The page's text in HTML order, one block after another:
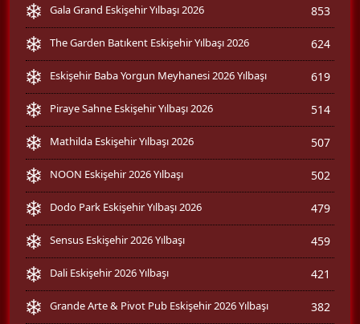
Gala Grand Eskişehir Yılbaşı 2026 853
The Garden Batıkent Eskişehir Yılbaşı 2026 624
Eskişehir Baba Yorgun Meyhanesi 2026 Yılbaşı 619
Piraye Sahne Eskişehir Yılbaşı 2026 514
Mathilda Eskişehir Yılbaşı 2026 507
NOON Eskişehir 2026 Yılbaşı 502
Dodo Park Eskişehir Yılbaşı 2026 479
Sensus Eskişehir 2026 Yılbaşı 459
Dali Eskişehir 2026 Yılbaşı 421
Grande Arte & Pivot Pub Eskişehir 2026 Yılbaşı 382